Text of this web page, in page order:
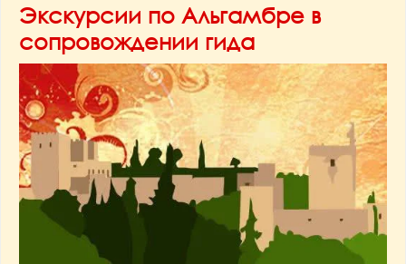
Экскурсии по Альгамбре в
сопровождении гида